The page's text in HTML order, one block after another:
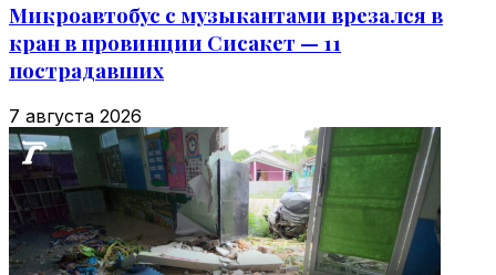
Микроавтобус с музыкантами врезался в
кран в провинции Сисакет — 11
пострадавших
7 августа 2026